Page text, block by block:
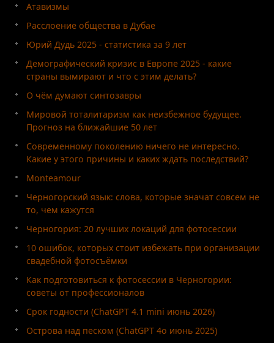
Атавизмы
Расслоение общества в Дубае
Юрий Дудь 2025 - статистика за 9 лет
Демографический кризис в Европе 2025 - какие
страны вымирают и что с этим делать?
О чём думают синтозавры
Мировой тоталитаризм как неизбежное будущее.
Прогноз на ближайшие 50 лет
Современному поколению ничего не интересно.
Какие у этого причины и каких ждать последствий?
Monteamour
Черногорский язык: слова, которые значат совсем не
то, чем кажутся
Черногория: 20 лучших локаций для фотосессии
10 ошибок, которых стоит избежать при организации
свадебной фотосъёмки
Как подготовиться к фотосессии в Черногории:
советы от профессионалов
Срок годности (ChatGPT 4.1 mini июнь 2026)
Острова над песком (ChatGPT 4o июнь 2025)